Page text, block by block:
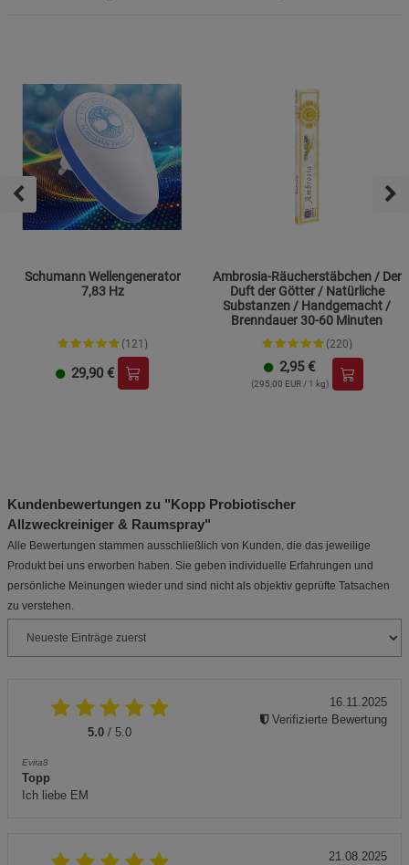
Schumann Wellengenerator
7,83 Hz
(121)
29,90 €
Ambrosia-Räucherstäbchen / Der
Duft der Götter / Natürliche
Substanzen / Handgemacht /
Brenndauer 30-60 Minuten
(220)
2,95 €
(295,00 EUR / 1 kg)
Kundenbewertungen zu "Kopp Probiotischer
Allzweckreiniger & Raumspray"
Alle Bewertungen stammen ausschließlich von Kunden, die das jeweilige
Produkt bei uns erworben haben. Sie geben individuelle Erfahrungen und
persönliche Meinungen wieder und sind nicht als objektiv geprüfte Tatsachen
zu verstehen.
5.0 / 5.0
Evita8
Topp
Ich liebe EM
16.11.2025
Verifizierte Bewertung
21.08.2025